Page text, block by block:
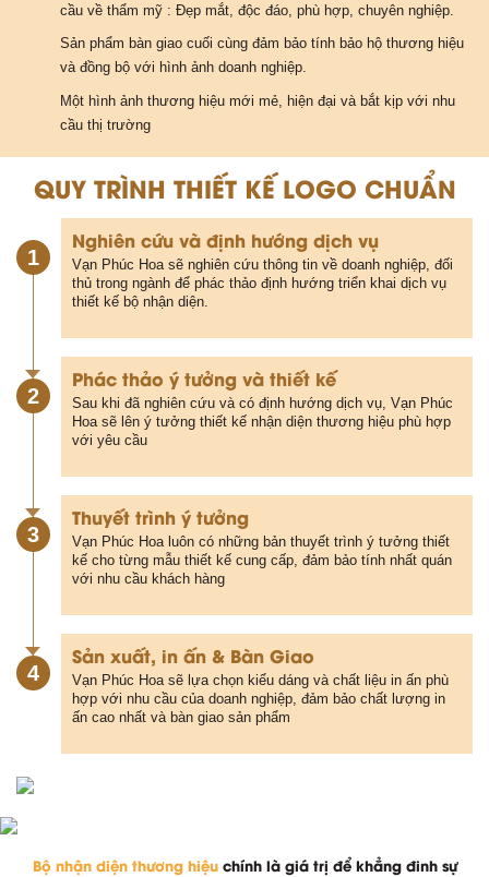
cầu về thẩm mỹ : Đẹp mắt, độc đáo, phù hợp, chuyên nghiệp.
Sản phẩm bàn giao cuối cùng đảm bảo tính bảo hộ thương hiệu
và đồng bộ với hình ảnh doanh nghiệp.
Một hình ảnh thương hiệu mới mẻ, hiện đại và bắt kịp với nhu
cầu thị trường
QUY TRÌNH THIẾT KẾ LOGO CHUẨN
1
Nghiên cứu và định hướng dịch vụ
Vạn Phúc Hoa sẽ nghiên cứu thông tin về doanh nghiệp, đối
thủ trong ngành để phác thảo định hướng triển khai dịch vụ
thiết kế bộ nhận diện.
2
Phác thảo ý tưởng và thiết kế
Sau khi đã nghiên cứu và có định hướng dịch vụ, Vạn Phúc
Hoa sẽ lên ý tưởng thiết kế nhận diện thương hiệu phù hợp
với yêu cầu
3
Thuyết trình ý tưởng
Vạn Phúc Hoa luôn có những bản thuyết trình ý tưởng thiết
kế cho từng mẫu thiết kế cung cấp, đảm bảo tính nhất quán
với nhu cầu khách hàng
4
Sản xuất, in ấn & Bàn Giao
Vạn Phúc Hoa sẽ lựa chọn kiểu dáng và chất liệu in ấn phù
hợp với nhu cầu của doanh nghiệp, đảm bảo chất lượng in
ấn cao nhất và bàn giao sản phẩm
Bộ nhận diện thương hiệuchính là giá trị để khẳng đinh sự